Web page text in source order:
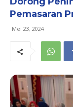
Pemasaran
Mei 23, 2024